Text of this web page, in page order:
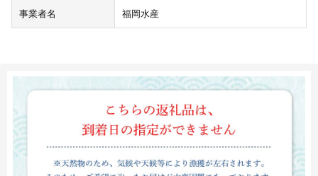
事業者名 福岡水産